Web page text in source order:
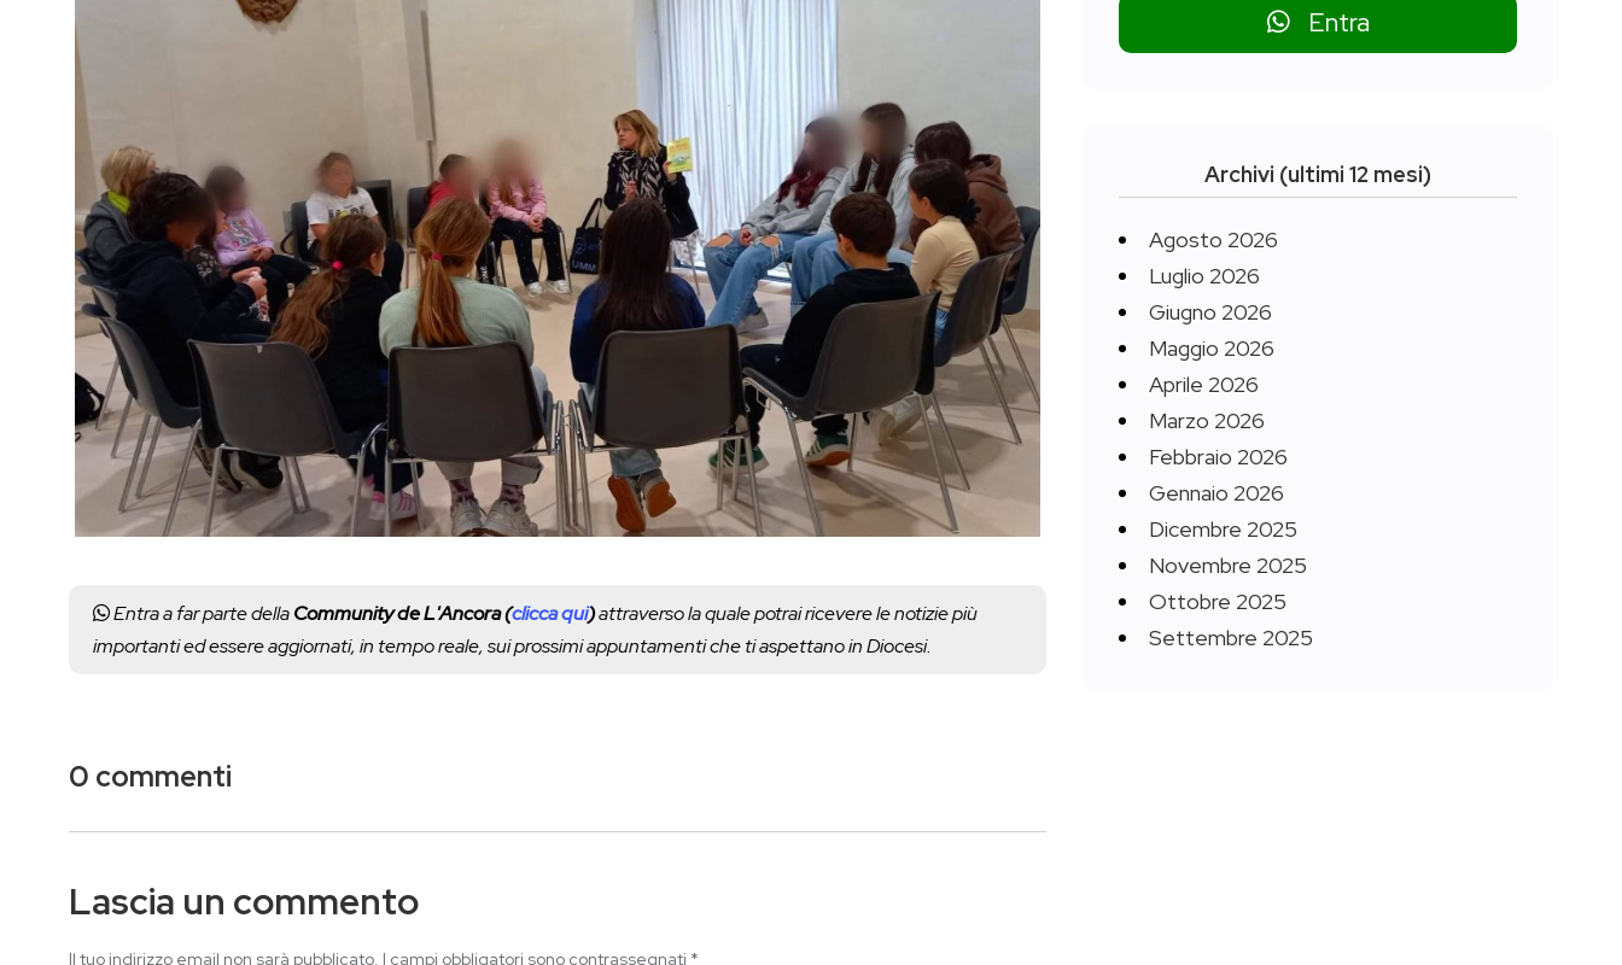
Entra a far parte dellaCommunity de L'Ancora (clicca qui)attraverso la quale potrai ricevere le notizie più
importanti ed essere aggiornati, in tempo reale, sui prossimi appuntamenti che ti aspettano in Diocesi.
0 commenti
Lascia un commento
Il tuo indirizzo email non sarà pubblicato. I campi obbligatori sono contrassegnati *
Entra
Archivi (ultimi 12 mesi)
Agosto 2026
Luglio 2026
Giugno 2026
Maggio 2026
Aprile 2026
Marzo 2026
Febbraio 2026
Gennaio 2026
Dicembre 2025
Novembre 2025
Ottobre 2025
Settembre 2025